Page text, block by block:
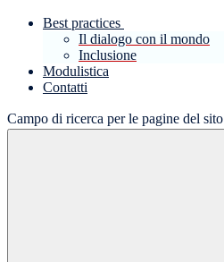
Best practices
Il dialogo con il mondo
Inclusione
Modulistica
Contatti
Campo di ricerca per le pagine del sito